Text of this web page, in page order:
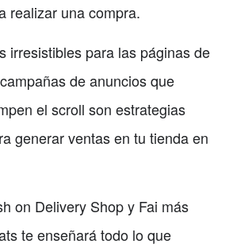
realizar una compra.
irresistibles para las páginas de
de anuncios que
el scroll son estrategias
generar ventas en tu tienda en
on Delivery Shop y Fai más
te enseñará todo lo que